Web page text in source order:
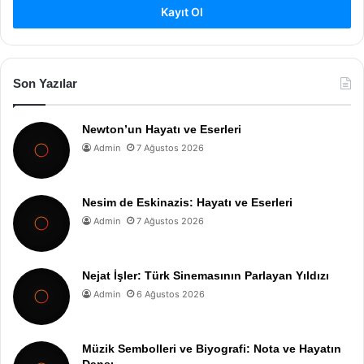
Kayıt Ol
Son Yazılar
Newton’un Hayatı ve Eserleri
Admin 7 Ağustos 2026
Nesim de Eskinazis: Hayatı ve Eserleri
Admin 7 Ağustos 2026
Nejat İşler: Türk Sinemasının Parlayan Yıldızı
Admin 6 Ağustos 2026
Müzik Sembolleri ve Biyografi: Nota ve Hayatın